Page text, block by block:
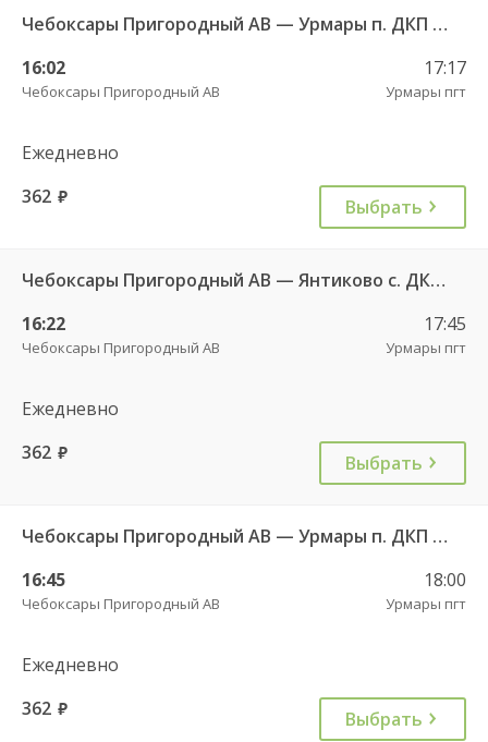
Чебоксары Пригородный АВ — Урмары п. ДКП 513
16:02
Чебоксары Пригородный АВ
17:17
Урмары пгт
Ежедневно
362 руб. Выбрать
Чебоксары Пригородный АВ — Янтиково с. ДКП ч/з Урмары п. ДКП 556
16:22
Чебоксары Пригородный АВ
17:45
Урмары пгт
Ежедневно
362 руб. Выбрать
Чебоксары Пригородный АВ — Урмары п. ДКП 513
16:45
Чебоксары Пригородный АВ
18:00
Урмары пгт
Ежедневно
362 руб. Выбрать